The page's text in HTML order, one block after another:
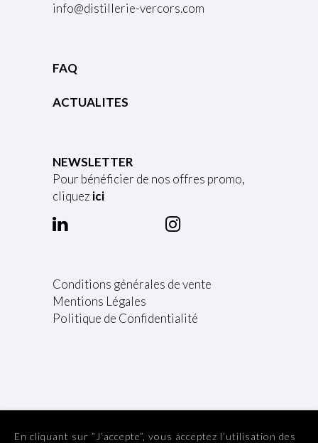
info@distillerie-vercors.com
FAQ
ACTUALITES
NEWSLETTER
Pour bénéficier de nos offres promo,
cliquez ici
Conditions générales de vente
Mentions Légales
Politique de Confidentialité
En cliquant sur ”J’accepte”, vous acceptez l’utilisation des